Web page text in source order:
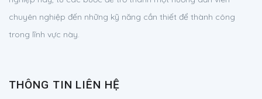
chuyên nghiệp đến những kỹ năng cần thiết để thành công
trong lĩnh vực này.
THÔNG TIN LIÊN HỆ